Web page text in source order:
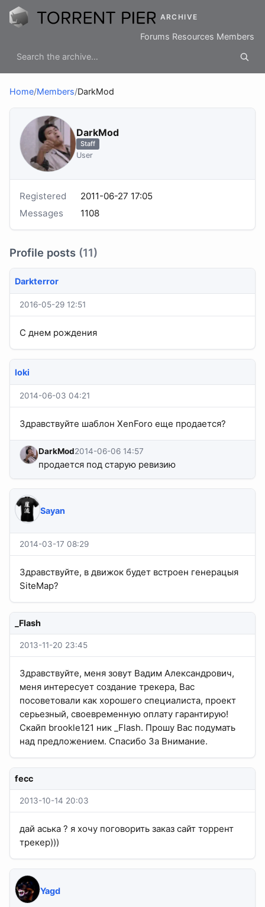
ARCHIVE
Forums Resources Members
Home/Members/DarkMod
DarkMod
Staff
User
Registered
2011-06-27 17:05
Messages
1108
Profile posts (11)
Darkterror
2016-05-29 12:51
С днем рождения
loki
2014-06-03 04:21
Здравствуйте шаблон XenForo еще продается?
DarkMod2014-06-06 14:57
продается под старую ревизию
Sayan
2014-03-17 08:29
Здравствуйте, в движок будет встроен генерацыя
SiteMap?
_Flash
2013-11-20 23:45
Здравствуйте, меня зовут Вадим Александрович,
меня интересует создание трекера, Вас
посоветовали как хорошего специалиста, проект
серьезный, своевременную оплату гарантирую!
Скайп brookle121 ник _Flash. Прошу Вас подумать
над предложением. Спасибо За Внимание.
fecc
2013-10-14 20:03
дай аська ? я хочу поговорить заказ сайт торрент
трекер)))
Yagd